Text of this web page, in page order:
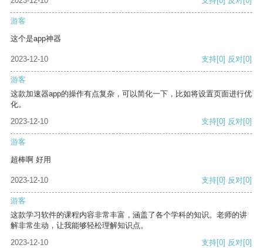
游客
这个是app神器
2023-12-10 支持[0] 反对[0]
游客
这款加速器app的操作有点复杂，可以简化一下，比如将设置页面进行优
化。
2023-12-10
支持[0] 反对[0]
游客
超棒啊 好用
2023-12-10 支持[0] 反对[0]
游客
这款学习软件的课程内容非常丰富，涵盖了各个学科的知识。老师的讲
解非常生动，让我能够轻松理解知识点。
2023-12-10
支持[0] 反对[0]